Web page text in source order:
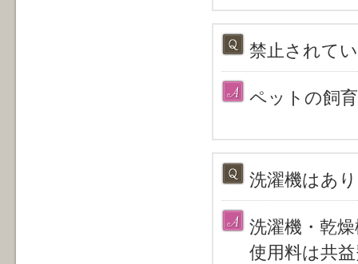
禁止されて
ペットの飼
洗濯機はあ
洗濯機・乾
使用料は共